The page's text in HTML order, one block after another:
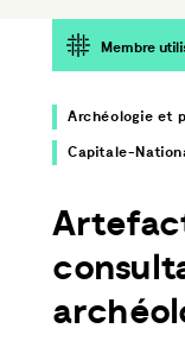
Membre
Archéologie et
Capitale-